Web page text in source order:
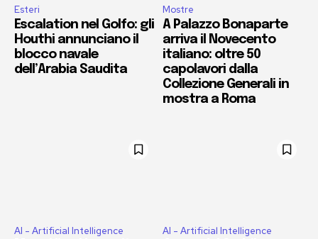
Esteri
Escalation nel Golfo: gli
Houthi annunciano il
blocco navale
dell’Arabia Saudita
Mostre
A Palazzo Bonaparte
arriva il Novecento
italiano: oltre 50
capolavori dalla
Collezione Generali in
mostra a Roma
AI - Artificial Intelligence AI - Artificial Intelligence